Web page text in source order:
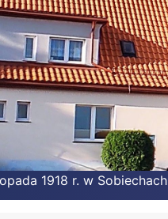
1918 r. w Sobiechach